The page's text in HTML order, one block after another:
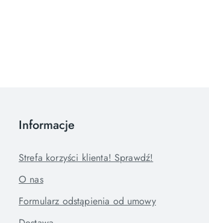
Informacje
Strefa korzyści klienta! Sprawdź!
O nas
Formularz odstąpienia od umowy